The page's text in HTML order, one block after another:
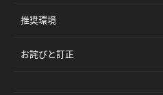
推奨環境
お詫びと訂正